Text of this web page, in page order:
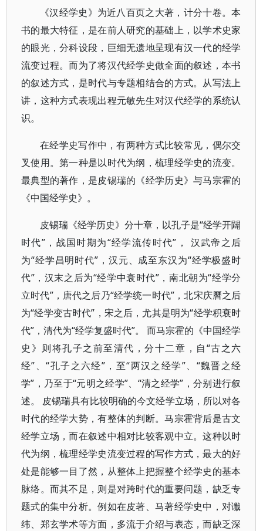
《汉经学史》为近八百页之大著，计分十卷。本
书的最大特征，是在前人研究的基础上，以学术史家
的眼光，分科设段，巨细无遗地呈现有汉一代的经学
流变过程。而为了将汉代经学史做全面的叙述，本书
的叙述方式，是时代与专题相结合的方式。从写法上
讲，这种方式表现出程元敏先生对汉代经学的系统认
识。
在经学史写作中，有两种方式比较常见，偶尔交
叉使用。第一种是以时代为纲，梳理经学史的流变。
最典型的著作，是皮锡瑞的《经学历史》与马宗霍的
《中国经学史》。
皮锡瑞《经学历史》分十章，以孔子是“经学开闢
时代”，战国时期为“经学流传时代”， 汉武帝之后
为“经学昌明时代”，汉元、成至东汉为“经学极盛时
代”，汉末之后为“经学中衰时代”，南北朝为“经学分
立时代”，唐代之后乃“经学统一时代”，北宋庆曆之后
为“经学变古时代”，宋之后，尤其是明为“经学积衰时
代”，清代为“经学复盛时代”。 而马宗霍的《中国经学
史》则将孔子之前至清代，分十二章，自“古之六
经”、“孔子之六经”，至“两汉之经学”、“魏晋之经
学”，乃至于“元明之经学”、“清之经学”，分别进行叙
述。 皮锡瑞具有比较明确的今文经学立场，所以对各
时代的经学大势，有整体的判断。马宗霍背后是古文
经学立场，而在叙述中相对比较客观中立。这种以时
代为纲，梳理经学史流变过程的写作方式，最大的好
处是能够一目了然，从整体上把握整个经学史的基本
脉络。而其不足，则是对跨时代的重要问题，缺乏专
题式的集中分析。例如在皮著、马著经学史中，对谶
纬、郑玄学术等方面，多流于介绍与表态，而缺乏深